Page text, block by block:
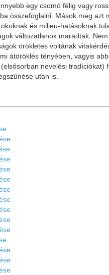
egy csomó félig vagy
összefoglalni. Mások meg azt
és milieu-hatásoknak
változatlanok maradtak.
örökletes voltának
átöröklés tényében, vagyis
nevelési tradíciókat)
után is.